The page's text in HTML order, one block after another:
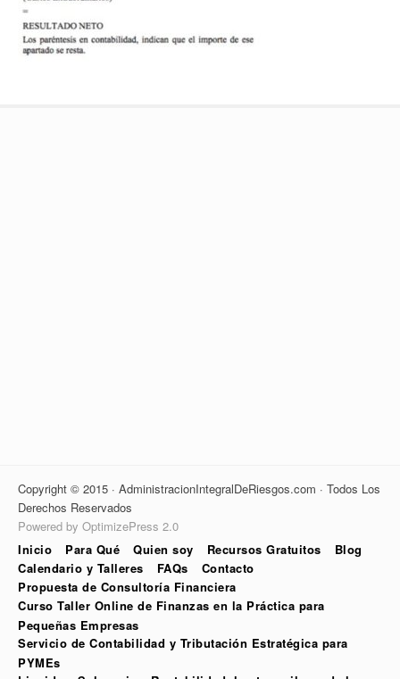
Copyright © 2015 · AdministracionIntegralDeRiesgos.com · Todos Los
Derechos Reservados
Powered by OptimizePress 2.0
Inicio
Para Qué Quien soy Recursos Gratuitos
Blog
Calendario y Talleres
FAQs
Contacto
Propuesta de Consultoría Financiera
Curso Taller Online de Finanzas en la Práctica para
Pequeñas Empresas
Servicio de Contabilidad y Tributación Estratégica para
PYMEs